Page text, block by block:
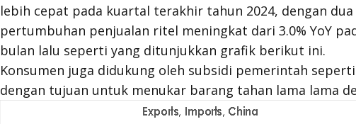
lebih cepat pada kuartal terakhir tahun 2024, dengan
pertumbuhan penjualan ritel meningkat dari 3.0% YoY
bulan lalu seperti yang ditunjukkan grafik berikut ini.
Konsumen juga didukung oleh subsidi pemerintah
dengan tujuan untuk menukar barang tahan lama lama